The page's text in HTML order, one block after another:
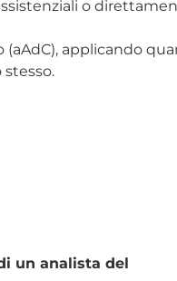
o
applicando
un analista del